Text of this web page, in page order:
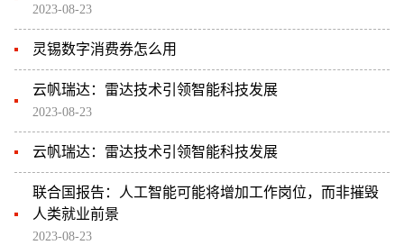
2023-08-23
灵锡数字消费券怎么用
云帆瑞达：雷达技术引领智能科技发展
2023-08-23
云帆瑞达：雷达技术引领智能科技发展
联合国报告：人工智能可能将增加工作岗位，而非摧毁
人类就业前景
2023-08-23